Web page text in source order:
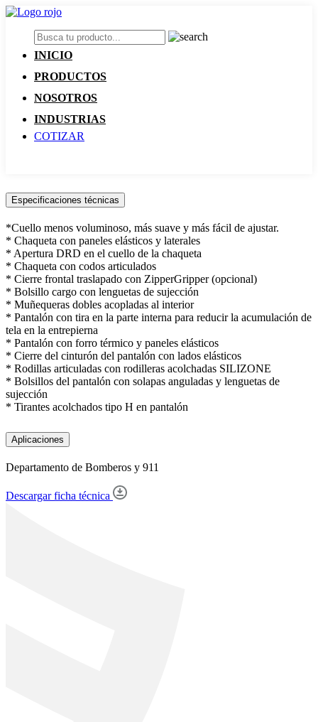
INICIO
PRODUCTOS
NOSOTROS
INDUSTRIAS
COTIZAR
Especificaciones técnicas
*Cuello menos voluminoso, más suave y más fácil de ajustar.
* Chaqueta con paneles elásticos y laterales
* Apertura DRD en el cuello de la chaqueta
* Chaqueta con codos articulados
* Cierre frontal traslapado con ZipperGripper (opcional)
* Bolsillo cargo con lenguetas de sujección
* Muñequeras dobles acopladas al interior
* Pantalón con tira en la parte interna para reducir la acumulación de
tela en la entrepierna
* Pantalón con forro térmico y paneles elásticos
* Cierre del cinturón del pantalón con lados elásticos
* Rodillas articuladas con rodilleras acolchadas SILIZONE
* Bolsillos del pantalón con solapas anguladas y lenguetas de
sujección
* Tirantes acolchados tipo H en pantalón
Aplicaciones
Departamento de Bomberos y 911
Descargar ficha técnica